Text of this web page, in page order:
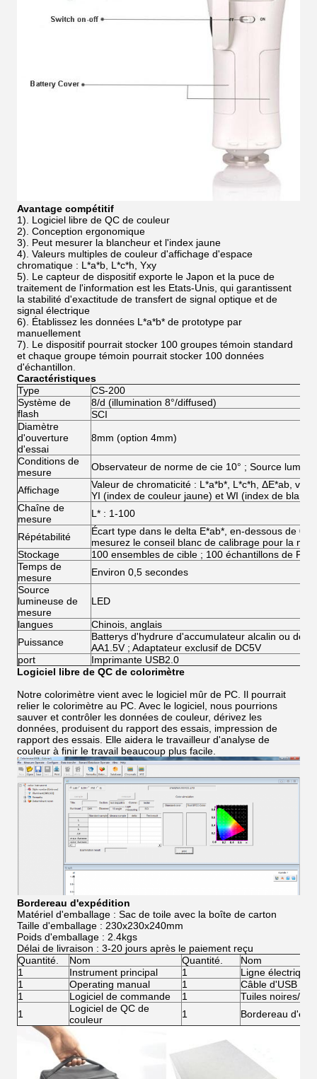
Avantage compétitif
1). Logiciel libre de QC de couleur
2). Conception ergonomique
3). Peut mesurer la blancheur et l'index jaune
4). Valeurs multiples de couleur d'affichage d'espace
chromatique : L*a*b, L*c*h, Yxy
5). Le capteur de dispositif exporte le Japon et la puce de
traitement de l'information est les Etats-Unis, qui garantissent
la stabilité d'exactitude de transfert de signal optique et de
signal électrique
6). Établissez les données L*a*b* de prototype par
manuellement
7). Le dispositif pourrait stocker 100 groupes témoin standard
et chaque groupe témoin pourrait stocker 100 données
d'échantillon.
Caractéristiques
Type
CS-200
Système de
flash
8/d (illumination 8°/diffused)
SCI
Diamètre
d'ouverture
d'essai
8mm (option 4mm)
Conditions de
mesure
Observateur de norme de cie 10° ; Source
Affichage
Valeur de chromaticité : L*a*b*, L*c*h, ΔE*ab,
YI (index de couleur jaune) et WI (index de
Chaîne de
mesure
L* : 1-100
Répétabilité
Écart type dans le delta E*ab*, en-dessous de
mesurez le conseil blanc de calibrage pour la
Stockage
100 ensembles de cible ; 100 échantillons de
Temps de
mesure
Environ 0,5 secondes
Source
lumineuse de
mesure
LED
langues
Chinois, anglais
Puissance
Batterys d'hydrure d'accumulateur alcalin ou de
AA1.5V ; Adaptateur exclusif de DC5V
port
Imprimante USB2.0
Logiciel libre de QC de colorimètre
Notre colorimètre vient avec le logiciel mûr de PC. Il pourrait
relier le colorimètre au PC. Avec le logiciel, nous pourrions
sauver et contrôler les données de couleur, dérivez les
données, produisent du rapport des essais, impression de
rapport des essais. Elle aidera le travailleur d'analyse de
couleur à finir le travail beaucoup plus facile.
Bordereau d'expédition
Matériel d'emballage : Sac de toile avec la boîte de carton
Taille d'emballage : 230x230x240mm
Poids d'emballage : 2.4kgs
Délai de livraison : 3-20 jours après le paiement reçu
Quantité.
Nom Quantité.
Nom
1
Instrument principal 1
Ligne électrique
1
Operating manual 1
Câble d'USB
1
Logiciel de commande 1
Tuiles noires/
1
Logiciel de QC de
couleur
1 Bordereau